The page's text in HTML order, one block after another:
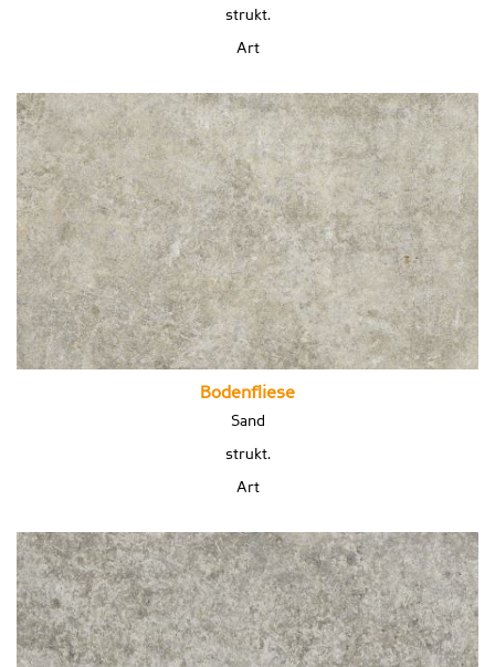
strukt.
Art
Bodenfliese
Sand
strukt.
Art